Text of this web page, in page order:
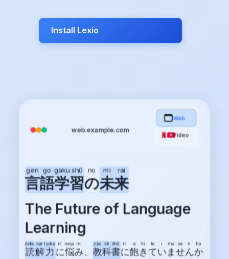
Install Lexio
web.example.com
Web
Video
言
gen
語
go
学
gaku
習
shū
の
no
未
mi
来
rai
The Future of Language
Learning
読
doku
解
kai
力
ryoku
に
ni
悩
naya
み
mi
、 教
jiào
科
kē
書
shū
に
ni
飽
a
き
ki
て
te
い
i
ま
ma
せ
se
ん
n
か
ka